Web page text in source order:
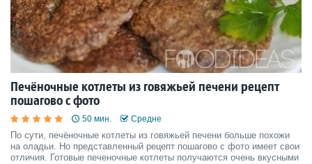
Печёночные котлеты из говяжьей печени рецепт
пошагово с фото
50 мин. Средне
По сути, печёночные котлеты из говяжьей печени больше похожи
на оладьи. Но представленный рецепт пошагово с фото имеет свои
отличия. Готовые печеночные котлеты получаются очень вкусными